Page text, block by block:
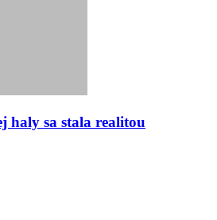
haly sa stala realitou